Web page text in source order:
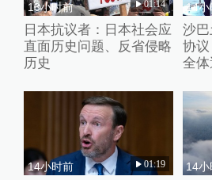
13小时前 01:14
日本抗议者：日本社会应
直面历史问题、反省侵略
历史
14小
沙
协
全
14小时前 01:19 14小